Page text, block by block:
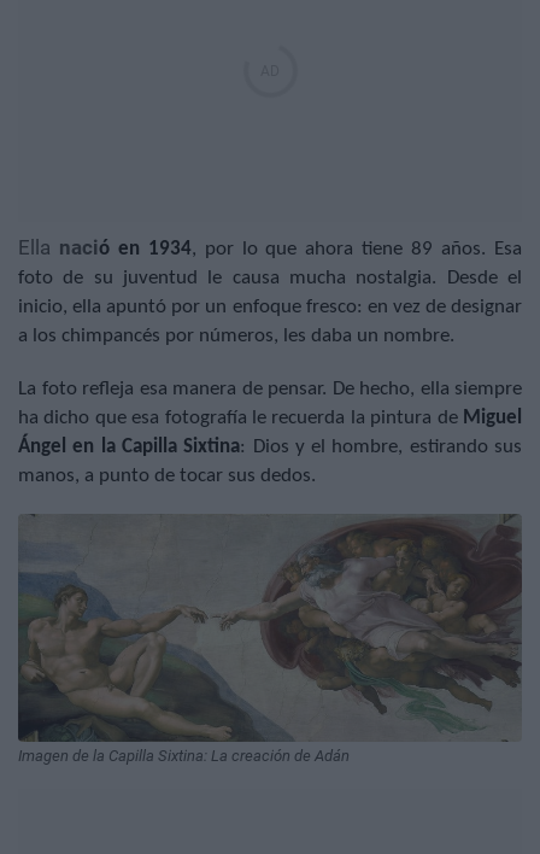
Ella nació en 1934, por lo que ahora tiene 89 años. Esa
foto de su juventud le causa mucha nostalgia. Desde el
inicio, ella apuntó por un enfoque fresco: en vez de designar
a los chimpancés por números, les daba un nombre.
La foto refleja esa manera de pensar. De hecho, ella siempre
ha dicho que esa fotografía le recuerda la pintura de Miguel
Ángel en la Capilla Sixtina: Dios y el hombre, estirando sus
manos, a punto de tocar sus dedos.
Imagen de la Capilla Sixtina: La creación de Adán